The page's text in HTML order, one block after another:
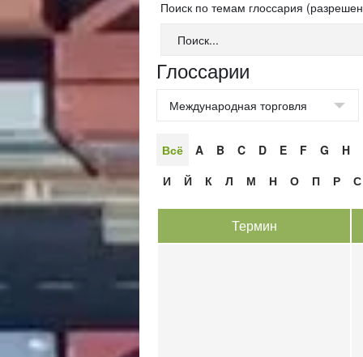
Поиск по темам глоссария
Глоссарии
Всё A B C D E F G
H
И
Й К Л М Н О П Р С
Термин